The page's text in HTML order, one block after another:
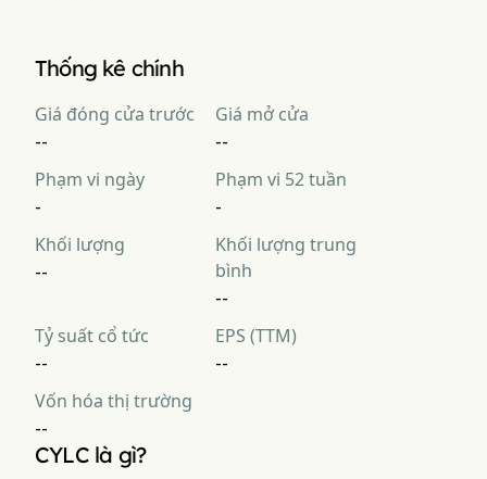
Thống kê chính
Giá đóng cửa trước
--
Giá mở cửa
--
Phạm vi ngày
-
Phạm vi 52 tuần
-
Khối lượng
--
Khối lượng trung
bình
--
Tỷ suất cổ tức
--
EPS (TTM)
--
Vốn hóa thị trường
--
CYLC là gì?